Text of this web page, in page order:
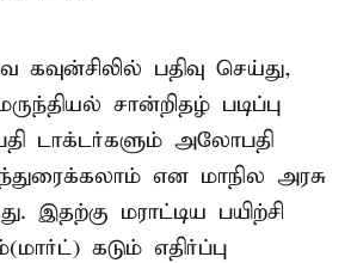
கவுன்சிலில் பதிவு செய்து,
சான்றிதழ் படிப்பு
டாக்டர்களும் அலோபதி
என மாநில அரசு
இதற்கு மராட்டிய பயிற்சி
கடும் எதிர்ப்பு